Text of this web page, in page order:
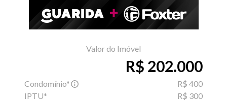
Valor do Imóvel
R$ 202.000
Condomínio*
R$ 400
IPTU*
R$ 300